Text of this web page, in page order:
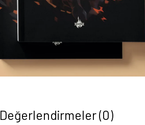
Değerlendirmeler (0)